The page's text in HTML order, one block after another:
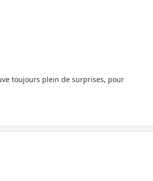
toujours plein de surprises, pour